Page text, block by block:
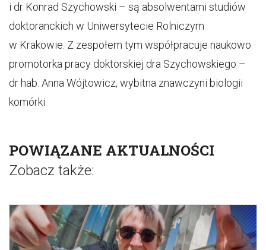
i dr Konrad Szychowski – są absolwentami studiów
doktoranckich w Uniwersytecie Rolniczym
w Krakowie. Z zespołem tym współpracuje naukowo
promotorka pracy doktorskiej dra Szychowskiego –
dr hab. Anna Wójtowicz, wybitna znawczyni biologii
komórki.
POWIĄZANE AKTUALNOŚCI
Zobacz także: